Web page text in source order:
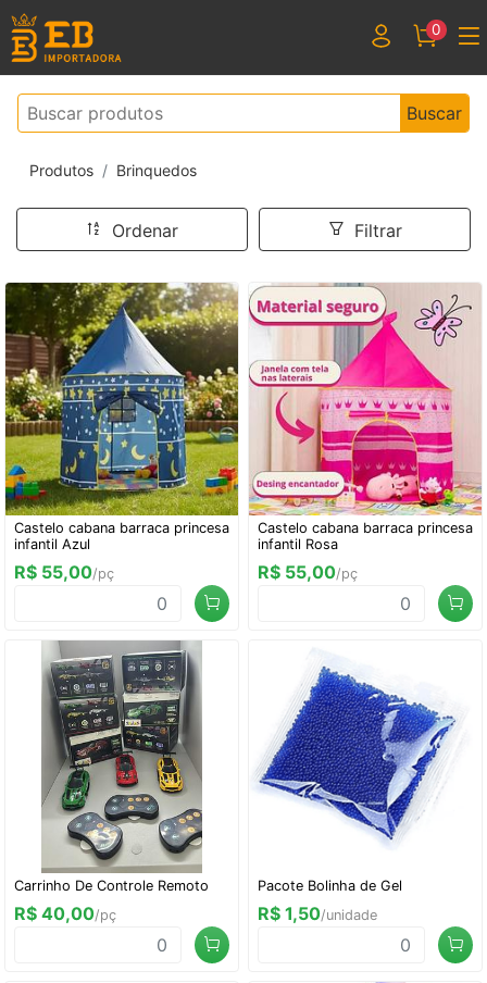
0
Buscar
Produtos Brinquedos
Ordenar Filtrar
Castelo cabana barraca princesa
infantil Azul
R$ 55,00/pç
Castelo cabana barraca princesa
infantil Rosa
R$ 55,00/pç
Carrinho De Controle Remoto
R$ 40,00/pç
Pacote Bolinha de Gel
R$ 1,50/unidade